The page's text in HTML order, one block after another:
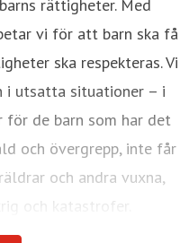
rättigheter. Med
vi för att barn ska få
ska respekteras. Vi
i utsatta situationer – i
för de barn som har det
och övergrepp, inte får
och andra vuxna,
och katastrofer.
en av världens största